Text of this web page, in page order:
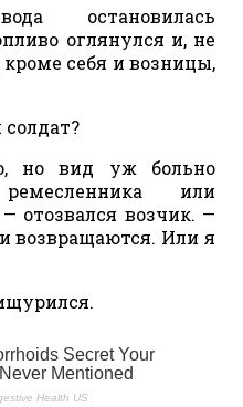
остановилась
оглянулся и, не
кроме себя и возницы,
но вид уж больно
или
отозвался возчик. —
возвращаются. Или я